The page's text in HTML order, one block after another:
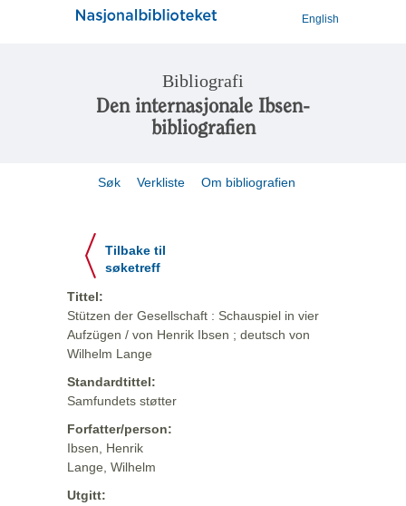
English
Bibliografi
Den internasjonale Ibsen-
bibliografien
Søk Verkliste Om bibliografien
Tilbake til
søketreff
Tittel:
Stützen der Gesellschaft : Schauspiel in vier
Aufzügen / von Henrik Ibsen ; deutsch von
Wilhelm Lange
Standardtittel:
Samfundets støtter
Forfatter/person:
Ibsen, Henrik
Lange, Wilhelm
Utgitt: